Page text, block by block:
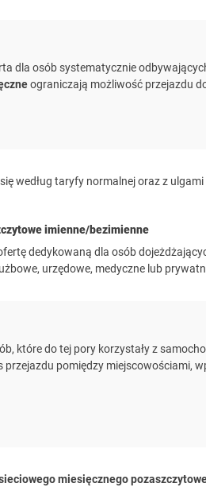
dla osób systematycznie
ograniczają możliwość przejazdu
według taryfy normalnej oraz z
imienne/bezimienne
dedykowaną dla osób
urzędowe, medyczne lub
które do tej pory korzystały z
przejazdu pomiędzy miejscowościami,
miesięcznego